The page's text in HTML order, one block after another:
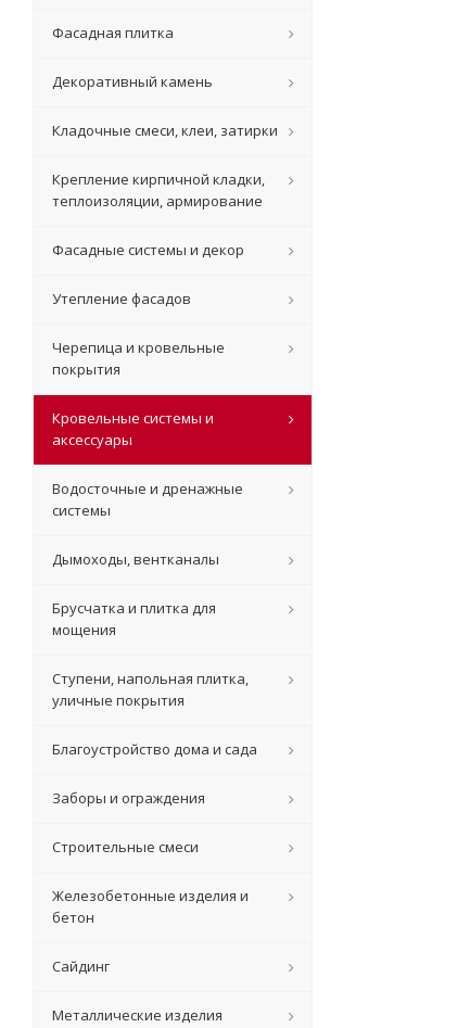
Фасадная плитка
Декоративный камень
Кладочные смеси, клеи, затирки
Крепление кирпичной кладки,
теплоизоляции, армирование
Фасадные системы и декор
Утепление фасадов
Черепица и кровельные
покрытия
Кровельные системы и
аксессуары
Водосточные и дренажные
системы
Дымоходы, вентканалы
Брусчатка и плитка для
мощения
Ступени, напольная плитка,
уличные покрытия
Благоустройство дома и сада
Заборы и ограждения
Строительные смеси
Железобетонные изделия и
бетон
Сайдинг
Металлические изделия